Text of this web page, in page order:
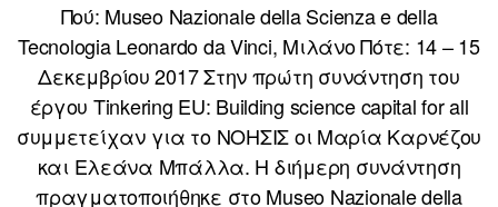
Πού: Museo Nazionale della Scienza e della
Tecnologia Leonardo da Vinci, Μιλάνο Πότε: 14 – 15
Δεκεμβρίου 2017 Στην πρώτη συνάντηση του
έργου Tinkering EU: Building science capital for all
συμμετείχαν για το ΝΟΗΣΙΣ οι Μαρία Καρνέζου
και Ελεάνα Μπάλλα. Η διήμερη συνάντηση
πραγματοποιήθηκε στο Museo Nazionale della